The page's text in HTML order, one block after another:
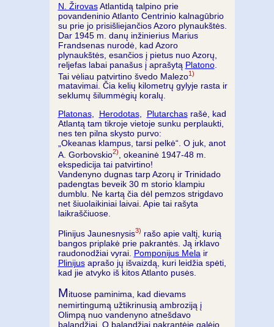
N. ŽirovasAtlantidą talpino prie
povandeninio Atlanto Centrinio kalnagūbrio
su prie jo prisišliejančios Azoro plynaukštės.
Dar 1945 m. danų inžinierius Marius
Frandsenas nurodė, kad Azoro
plynaukštės, esančios į pietus nuo Azorų,
reljefas labai panašus į aprašytą Platono.
Tai vėliau patvirtino švedo Malezo1)
matavimai. Čia kelių kilometrų gylyje rasta ir
seklumų šilummėgių koralų.
Platonas, Herodotas, Plutarchasrašė, kad
Atlantą tam tikroje vietoje sunku perplaukti,
nes ten pilna skysto purvo:
„Okeanas klampus, tarsi pelkė“. O juk, anot
A. Gorbovskio2)
, okeaninė 1947-48 m.
ekspedicija tai patvirtino!
Vandenyno dugnas tarp Azorų ir Trinidado
padengtas beveik 30 m storio klampiu
dumblu. Ne kartą čia dėl pemzos strigdavo
net šiuolaikiniai laivai. Apie tai rašyta
laikraščiuose.
Plinijus Jaunesnysis3) rašo apie valtį, kurią
bangos priplakė prie pakrantės. Ją irklavo
raudonodžiai vyrai. Pomponijus Mela ir
Plinijusaprašo jų išvaizdą, kuri leidžia spėti,
kad jie atvyko iš kitos Atlanto pusės.
Mituose paminima, kad dievams
nemirtingumą užtikrinusią ambroziją į
Olimpą nuo vandenyno atnešdavo
balandžiai. O balandžiai pakrantėje galėjo